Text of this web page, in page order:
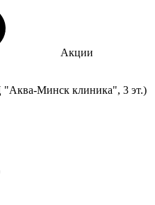
Акции
"Аква-Минск клиника", 3 эт.)